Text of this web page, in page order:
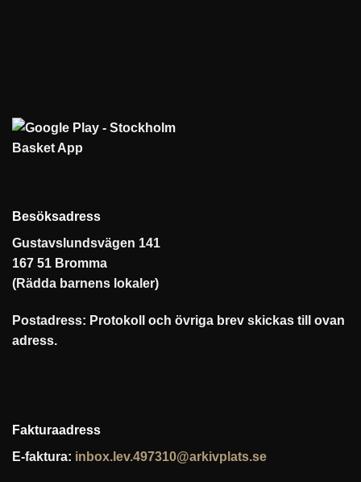
Besöksadress
Gustavslundsvägen 141
167 51 Bromma
(Rädda barnens lokaler)
Postadress: Protokoll och övriga brev skickas till ovan
adress.
Fakturaadress
E-faktura: inbox.lev.497310@arkivplats.se